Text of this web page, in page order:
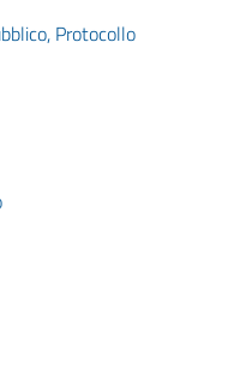
Protocollo